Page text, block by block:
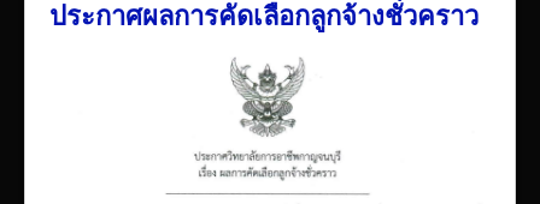
ประกาศผลการคัดเลือกลูกจ้างชั่วคราว